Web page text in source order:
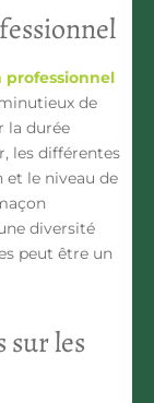
professionnel
de
la durée
les différentes
et le niveau de
diversité
peut être un
sur les